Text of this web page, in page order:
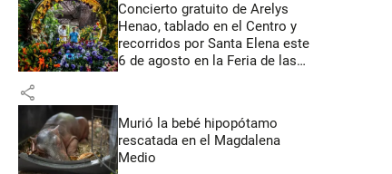
Concierto gratuito de Arelys
Henao, tablado en el Centro y
recorridos por Santa Elena este
6 de agosto en la Feria de las
share
Murió la bebé hipopótamo
rescatada en el Magdalena
Medio